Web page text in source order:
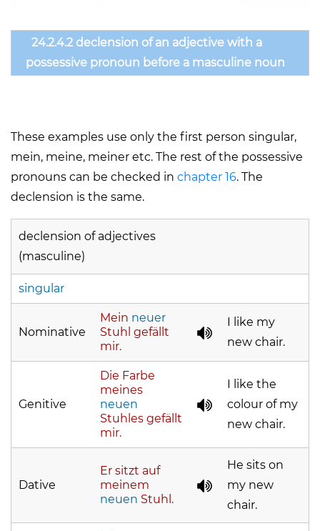
24.2.4.2 declension of an adjective with a
possessive pronoun before a masculine noun
These examples use only the first person singular,
mein, meine, meiner etc. The rest of the possessive
pronouns can be checked in chapter 16. The
declension is the same.
declension of adjectives
(masculine)
singular
Nominative
Mein neuer
Stuhl gefällt
mir.
I like my
new chair.
Genitive
Die Farbe
meines
neuen
Stuhles gefällt
mir.
I like the
colour of my
new chair.
Dative
Er sitzt auf
meinem
neuen Stuhl.
He sits on
my new
chair.